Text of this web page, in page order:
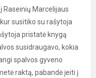
Raseinių Marcelijaus
susitiko su rašytoja
pristatė knygą
susidraugavo, kokia
spalvos gyveno
raktą, pabandė įeiti į